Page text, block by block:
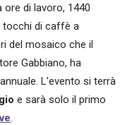
ore di lavoro, 1440
tocchi di caffè a
del mosaico che il
Gabbiano, ha
L'evento si terrà
e sarà solo il primo
.